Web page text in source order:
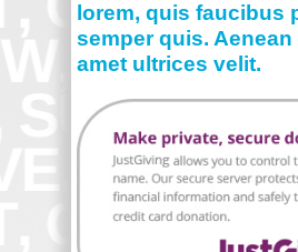
lorem, quis faucibus
semper quis. Aenean
amet ultrices velit.